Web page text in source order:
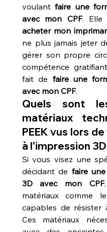
voulant faire une
avec mon CPF
acheter mon
ne plus jamais jeter
gérer son propre
compétence
fait de faire une
avec mon CPF.
Quels sont
matériaux
PEEK vus lors
à l'impression
Si vous visez une
décidant de faire
3D avec mon CPF
matériaux comme
capables de résister
Ces matériaux